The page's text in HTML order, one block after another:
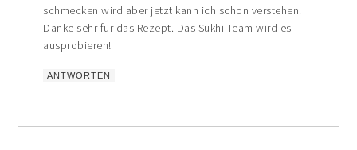
schmecken wird aber jetzt kann ich schon verstehen.
Danke sehr für das Rezept. Das Sukhi Team wird es
ausprobieren!
ANTWORTEN